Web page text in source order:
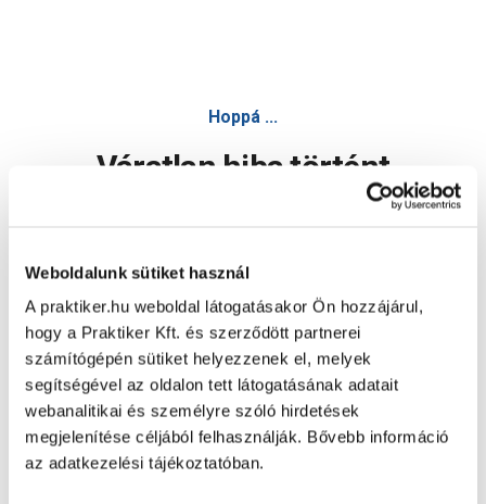
Weboldalunk sütiket használ
A praktiker.hu weboldal látogatásakor Ön hozzájárul,
hogy a Praktiker Kft. és szerződött partnerei
számítógépén sütiket helyezzenek el, melyek
segítségével az oldalon tett látogatásának adatait
webanalitikai és személyre szóló hirdetések
megjelenítése céljából felhasználják. Bővebb információ
az adatkezelési tájékoztatóban.
Hoppá ...
Váratlan hiba történt
Oldal újratöltése